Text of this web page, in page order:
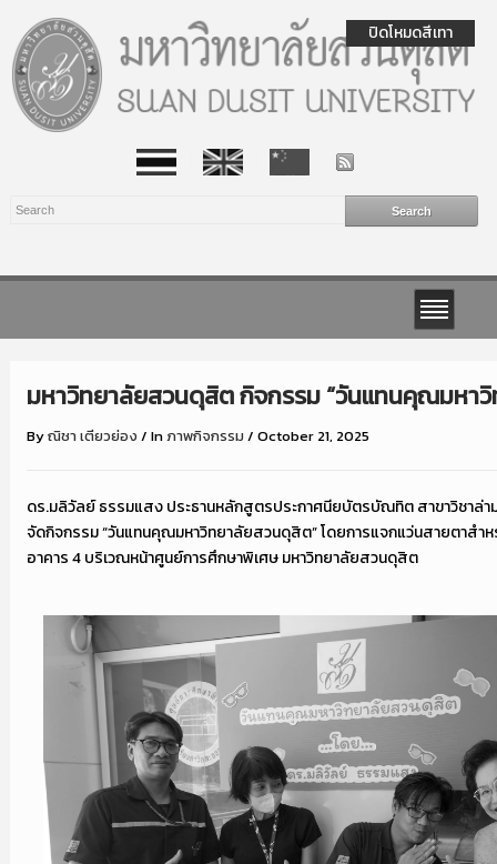
มหาวิทยาลัยสวนดุสิต กิจกรรม “วันแทนคุณมหา
Byณิชา เตียวย่อง / Inภาพกิจกรรม / October 21, 2025
ดร.มลิวัลย์ ธรรมแสง ประธานหลักสูตรประกาศนียบัตรบัณทิต สาขาวิชาล่
จัดกิจกรรม “วันแทนคุณมหาวิทยาลัยสวนดุสิต” โดยการแจกแว่นสายตาสำ
อาคาร 4 บริเวณหน้าศูนย์การศึกษาพิเศษ มหาวิทยาลัยสวนดุสิต
ปิดโหมดสีเทา